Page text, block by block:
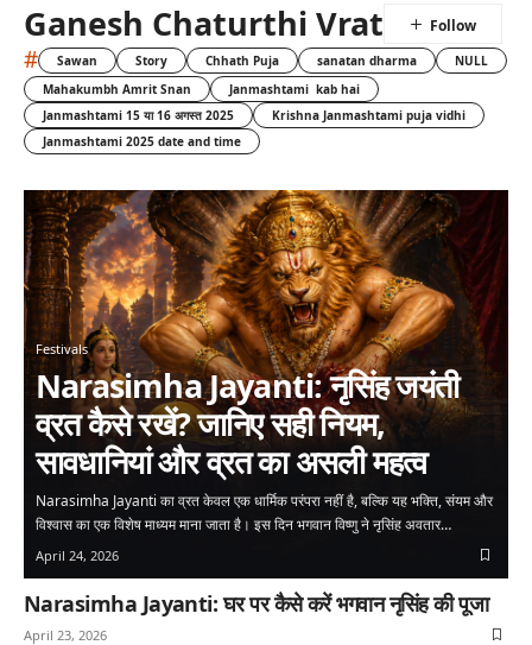
Ganesh Chaturthi Vrat
# Sawan Story Chhath Puja sanatan dharma
NULL
Mahakumbh Amrit Snan
Janmashtami kab hai
Janmashtami 15 या 16 अगस्त 2025
Krishna Janmashtami puja vidhi
Janmashtami 2025 date and time
Festivals
Narasimha Jayanti: नृसिंह जयंती
व्रत कैसे रखें? जानिए सही नियम,
सावधानियां और व्रत का असली महत्व
Narasimha Jayanti का व्रत केवल एक धार्मिक परंपरा नहीं है, बल्कि यह भक्ति, संयम और
विश्वास का एक विशेष माध्यम माना जाता है। इस दिन भगवान विष्णु ने नृसिंह अवतार…
April 24, 2026
Narasimha Jayanti: घर पर कैसे करें भगवान नृसिंह की पूजा
April 23, 2026